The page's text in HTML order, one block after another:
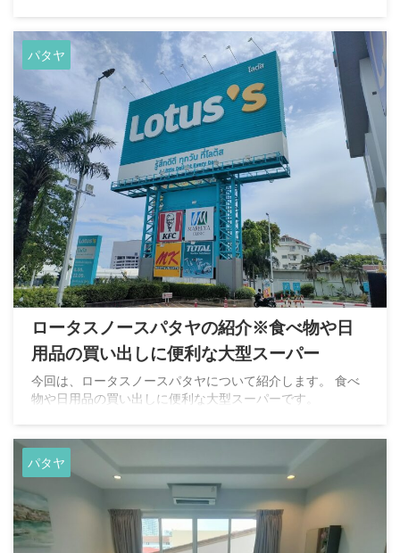
パタヤ
ロータスノースパタヤの紹介※食べ物や日
用品の買い出しに便利な大型スーパー
今回は、ロータスノースパタヤについて紹介します。 食べ
物や日用品の買い出しに便利な大型スーパーです。
パタヤ